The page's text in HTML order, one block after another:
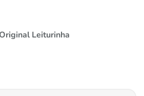
Leiturinha